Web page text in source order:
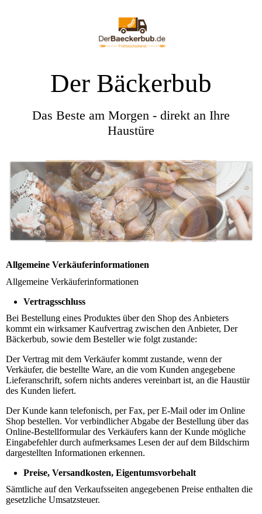
Der Bäckerbub
Das Beste am Morgen - direkt an Ihre
Haustüre
Allgemeine Verkäuferinformationen
Allgemeine Verkäuferinformationen
Vertragsschluss
Bei Bestellung eines Produktes über den Shop des Anbieters
kommt ein wirksamer Kaufvertrag zwischen den Anbieter, Der
Bäckerbub, sowie dem Besteller wie folgt zustande:
Der Vertrag mit dem Verkäufer kommt zustande, wenn der
Verkäufer, die bestellte Ware, an die vom Kunden angegebene
Lieferanschrift, sofern nichts anderes vereinbart ist, an die Haustür
des Kunden liefert.
Der Kunde kann telefonisch, per Fax, per E-Mail oder im Online
Shop bestellen. Vor verbindlicher Abgabe der Bestellung über das
Online-Bestellformular des Verkäufers kann der Kunde mögliche
Eingabefehler durch aufmerksames Lesen der auf dem Bildschirm
dargestellten Informationen erkennen.
Preise, Versandkosten, Eigentumsvorbehalt
Sämtliche auf den Verkaufsseiten angegebenen Preise enthalten die
gesetzliche Umsatzsteuer.